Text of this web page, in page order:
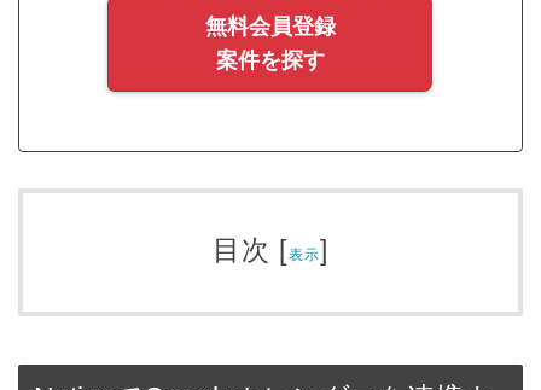
無料会員登録
案件を探す
目次 [表示]